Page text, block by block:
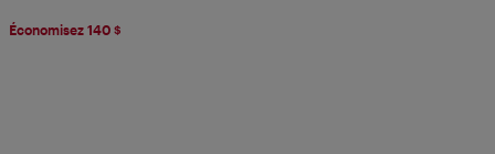
Économisez 140 $